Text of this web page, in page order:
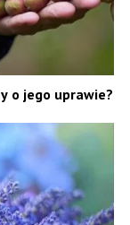
o jego uprawie?